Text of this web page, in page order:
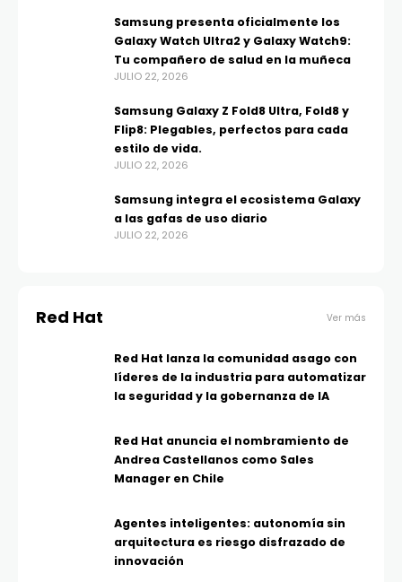
Samsung presenta oficialmente los
Galaxy Watch Ultra2 y Galaxy Watch9:
Tu compañero de salud en la muñeca
JULIO 22, 2026
Samsung Galaxy Z Fold8 Ultra, Fold8 y
Flip8: Plegables, perfectos para cada
estilo de vida.
JULIO 22, 2026
Samsung integra el ecosistema Galaxy
a las gafas de uso diario
JULIO 22, 2026
Red Hat Ver más
Red Hat lanza la comunidad asago con
líderes de la industria para automatizar
la seguridad y la gobernanza de IA
Red Hat anuncia el nombramiento de
Andrea Castellanos como Sales
Manager en Chile
Agentes inteligentes: autonomía sin
arquitectura es riesgo disfrazado de
innovación